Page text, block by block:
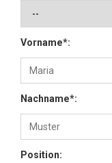
Vorname*:
Nachname*:
Position: